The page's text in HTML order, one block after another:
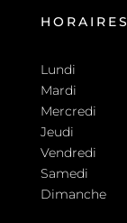
HORAIRES
Lundi
Mardi
Mercredi
Jeudi
Vendredi
Samedi
Dimanche